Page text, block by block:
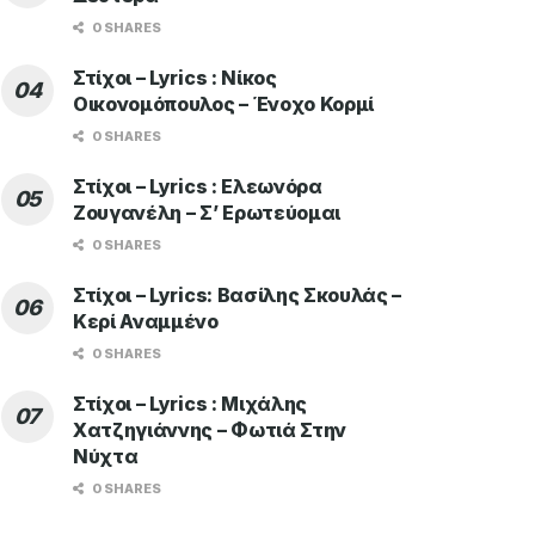
0 SHARES
Στίχοι – Lyrics : Νίκος
Οικονομόπουλος – Ένοχο Κορμί
0 SHARES
Στίχοι – Lyrics : Ελεωνόρα
Ζουγανέλη – Σ’ Ερωτεύομαι
0 SHARES
Στίχοι – Lyrics: Βασίλης Σκουλάς –
Κερί Αναμμένο
0 SHARES
Στίχοι – Lyrics : Μιχάλης
Χατζηγιάννης – Φωτιά Στην
Νύχτα
0 SHARES